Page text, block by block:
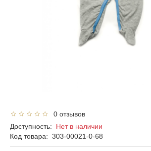
0 отзывов
Доступность: Нет в наличии
Код товара: 303-00021-0-68